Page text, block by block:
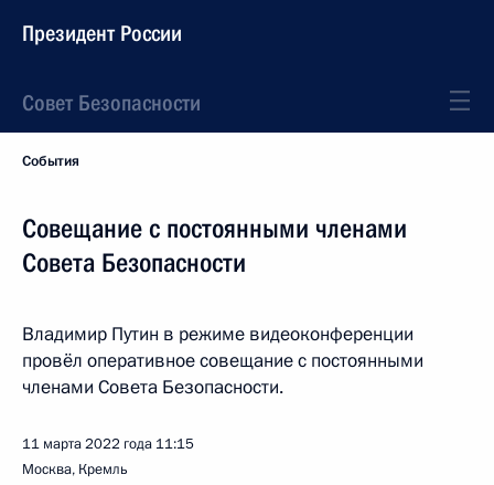
Президент России
Совет Безопасности
События
Совещание с постоянными членами
Совета Безопасности
Владимир Путин в режиме видеоконференции
провёл оперативное совещание с постоянными
членами Совета Безопасности.
11 марта 2022 года 11:15
Москва, Кремль